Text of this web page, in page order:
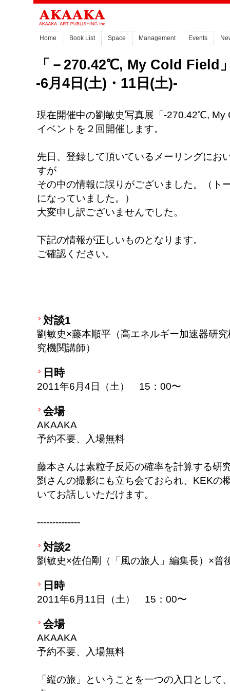
Home Book List Space Management Events
「－270.42℃, My Cold Field
-6月4日(土)・11日(土)-
現在開催中の劉敏史写真展「-270.42℃, My
イベントを２回開催します。
先日、登録して頂いているメーリングにお
すが
その中の情報に誤りがございました。（ト
になっていました。）
大変申し訳ございませんでした。
下記の情報が正しいものとなります。
ご確認ください。
対談1
劉敏史×藤本順平（高エネルギー加速器研
究機関講師）
日時
2011年6月4日（土） 15：00〜
会場
AKAAKA
予約不要、入場無料
藤本さんは素粒子反応の確率を計算する研
劉さんの撮影にも立ち会ておられ、KEKの
いてお話しいただけます。
--------------
対談2
劉敏史×佐伯剛（「風の旅人」編集長）×普
日時
2011年6月11日（土） 15：00〜
会場
AKAAKA
予約不要、入場無料
「縦の旅」ということを一つの入口として